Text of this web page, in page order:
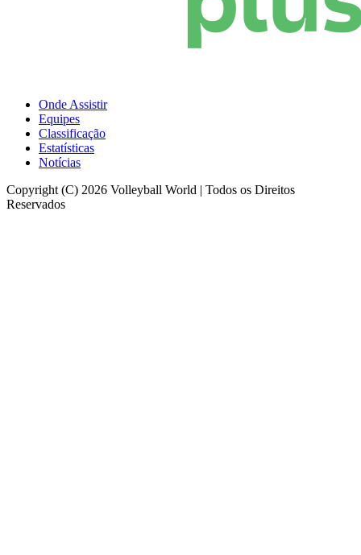
Onde Assistir
Equipes
Classificação
Estatísticas
Notícias
Copyright (C) 2026 Volleyball World | Todos os Direitos
Reservados